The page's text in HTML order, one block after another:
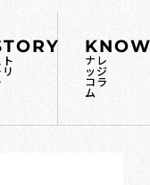
ト ナレ
ッジ
コラ
ム